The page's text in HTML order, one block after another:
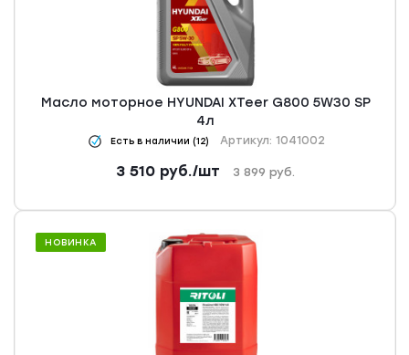
Масло моторное HYUNDAI XTeer G800 5W30 SP
4л
Есть в наличии (12) Артикул: 1041002
3 510 руб./шт 3 899 руб.
НОВИНКА